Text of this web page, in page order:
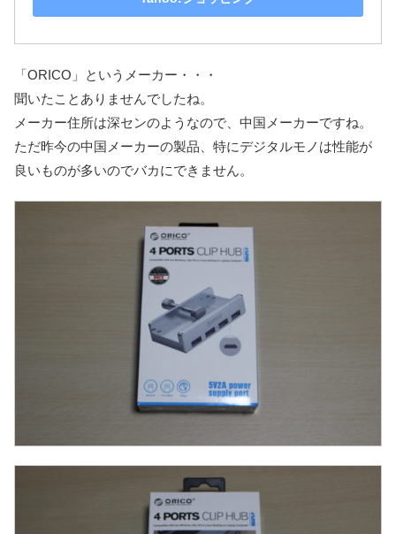
「ORICO」というメーカー・・・
聞いたことありませんでしたね。
メーカー住所は深センのようなので、中国メーカーですね。
ただ昨今の中国メーカーの製品、特にデジタルモノは性能が
良いものが多いのでバカにできません。